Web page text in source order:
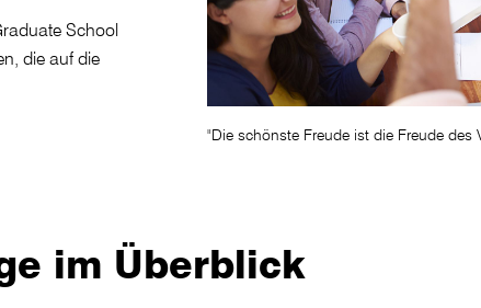
School
die auf die
"Die schönste Freude ist die Freude des
im Überblick